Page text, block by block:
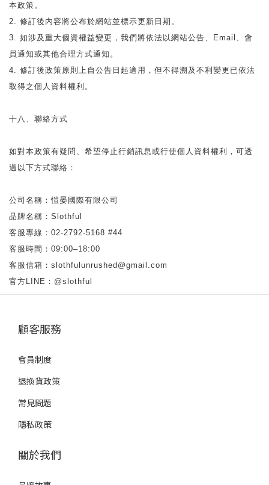
本政策。
2. 修訂後內容將公布於網站並標示更新日期。
3. 如涉及重大個資權益變更，我們將依法以網站公告、Email、會
員通知或其他合理方式通知。
4. 修訂後政策原則上自公告日起適用，但不得溯及不利變更已依法
取得之個人資料權利。
十八、聯絡方式
如對本政策有疑問、希望停止行銷訊息或行使個人資料權利，可透
過以下方式聯絡：
公司名稱：愷晏國際有限公司
品牌名稱：Slothful
客服專線：02-2792-5168 #44
客服時間：09:00–18:00
客服信箱：slothfulunrushed@gmail.com
官方LINE：@slothful
顧客服務
會員制度
退換貨政策
常見問題
隱私政策
關於我們